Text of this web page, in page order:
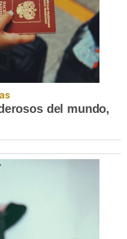
del mundo,